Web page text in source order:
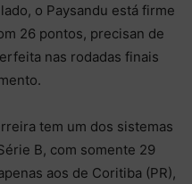
o Paysandu está firme
26 pontos, precisan de
nas rodadas finais
tem um dos sistemas
B, com somente 29
aos de Coritiba (PR),